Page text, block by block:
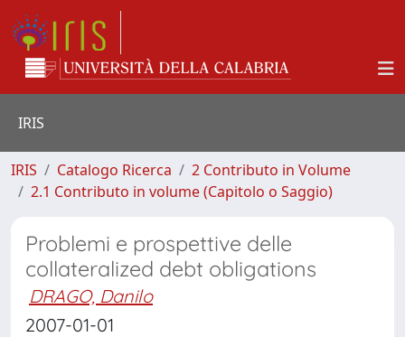
IRIS
IRIS Catalogo Ricerca
2 Contributo in Volume
2.1 Contributo in volume (Capitolo o Saggio)
Problemi e prospettive delle
collateralized debt obligations
DRAGO, Danilo
2007-01-01